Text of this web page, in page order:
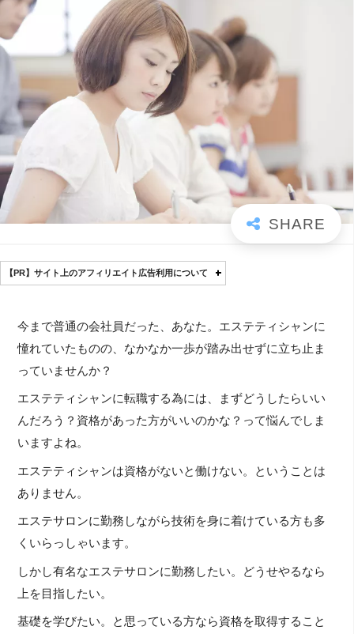
【PR】サイト上のアフィリエイト広告利用について
今まで普通の会社員だった、あなた。エステティシャンに
憧れていたものの、なかなか一歩が踏み出せずに立ち止ま
っていませんか？
エステティシャンに転職する為には、まずどうしたらいい
んだろう？資格があった方がいいのかな？って悩んでしま
いますよね。
エステティシャンは資格がないと働けない。ということは
ありません。
エステサロンに勤務しながら技術を身に着けている方も多
くいらっしゃいます。
しかし有名なエステサロンに勤務したい。どうせやるなら
上を目指したい。
基礎を学びたい。と思っている方なら資格を取得すること